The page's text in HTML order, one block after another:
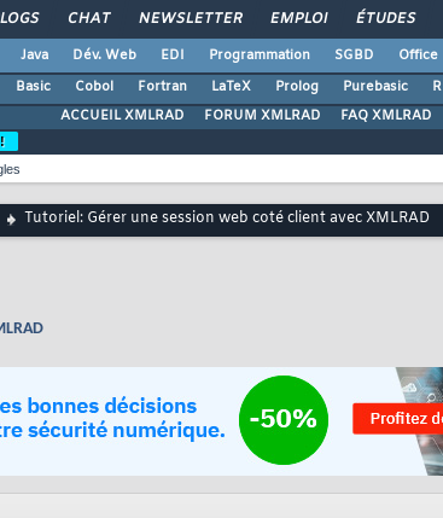
CHAT NEWSLETTER EMPLOI ÉTUDES
Java Dév. Web EDI Programmation SGBD Office
Basic Cobol Fortran LaTeX Prolog Purebasic R
ACCUEIL XMLRAD
FORUM XMLRAD FAQ XMLRAD
Tutoriel: Gérer une session web coté client avec XMLRAD